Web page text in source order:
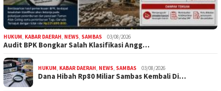
HUKUM, KABAR DAERAH, NEWS, SAMBAS 03/08/2026
Audit BPK Bongkar Salah Klasifikasi Angg…
HUKUM, KABAR DAERAH, NEWS, SAMBAS 03/08/2026
Dana Hibah Rp80 Miliar Sambas Kembali Di…